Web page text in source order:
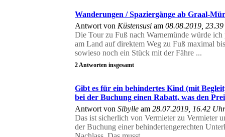
Wanderungen / Spaziergänge ab Graal-
Antwort von Küstensusi am 08.08.2019,
Die Tour zu Fuß nach Warnemünde würde
am Land auf direktem Weg zu Fuß maximal
sowieso noch ein Stück mit der Fähre ...
2 Antworten insgesamt
Gibt es für ein behindertes Kind (mit
bei der Buchung einen Rabatt, was den
Antwort von Sibylle am 28.07.2019, 16.42 Uhr
Das ist sicherlich von Vermieter zu Vermieter
der Buchung einer behindertengerechten